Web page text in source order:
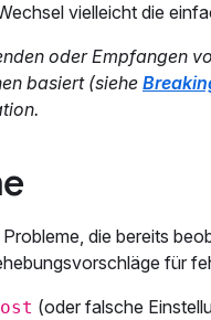
vielleicht die
oder Empfangen
basiert (siehe
die bereits
für
(oder falsche